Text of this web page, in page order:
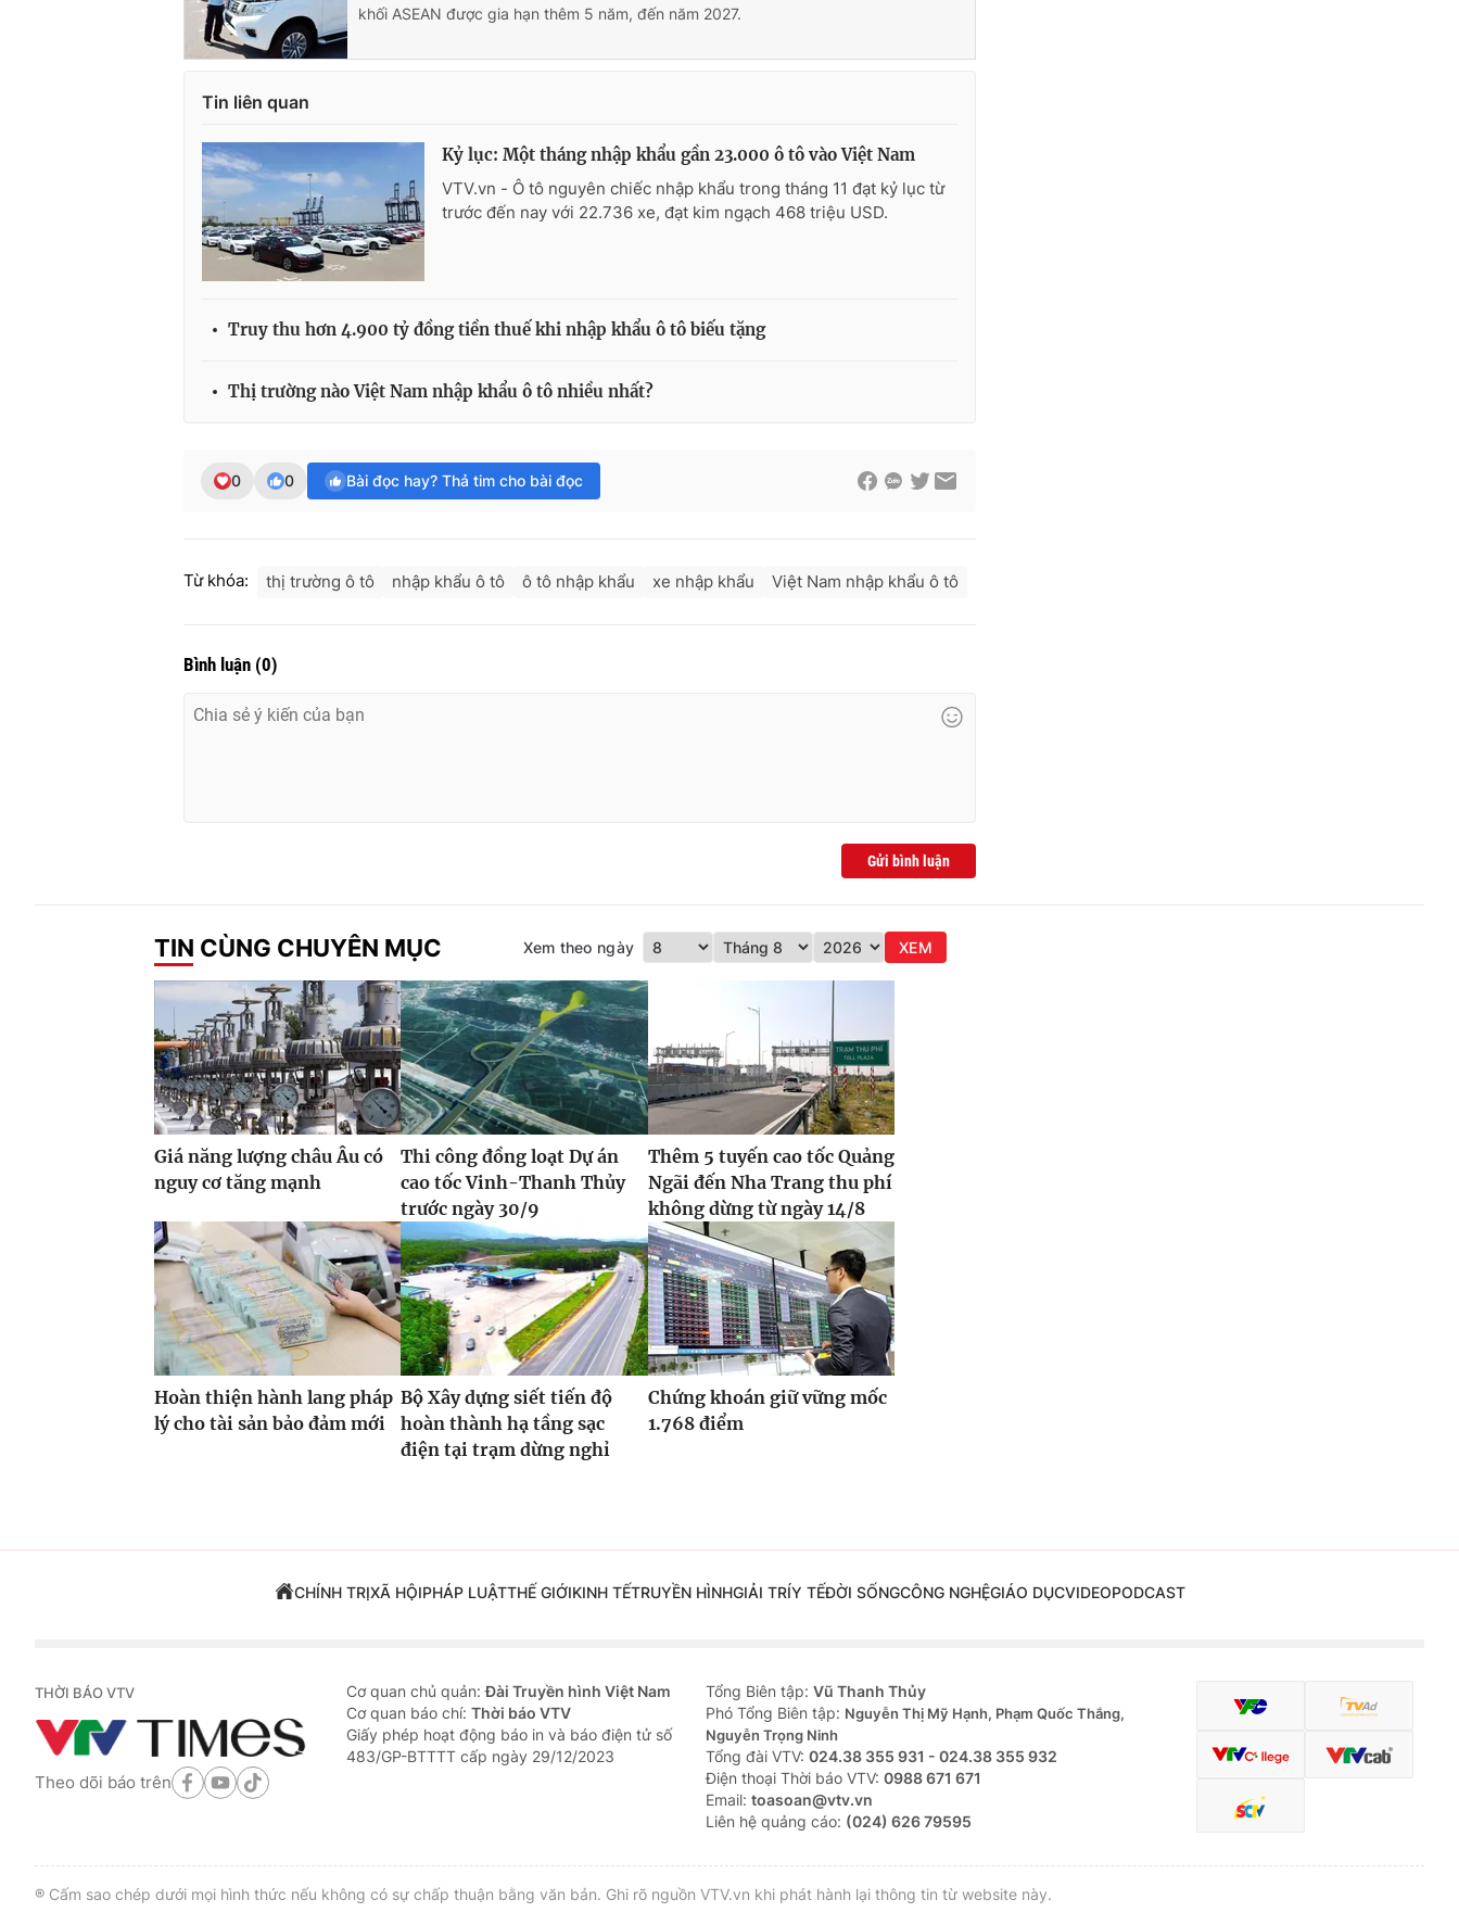
khối ASEAN được gia hạn thêm 5 năm, đến năm 2027.
Tin liên quan
Kỷ lục: Một tháng nhập khẩu gần 23.000 ô tô vào Việt Nam
VTV.vn - Ô tô nguyên chiếc nhập khẩu trong tháng 11 đạt kỷ lục từ
trước đến nay với 22.736 xe, đạt kim ngạch 468 triệu USD.
Truy thu hơn 4.900 tỷ đồng tiền thuế khi nhập khẩu ô tô biếu tặng
Thị trường nào Việt Nam nhập khẩu ô tô nhiều nhất?
0 0 Bài đọc hay? Thả tim cho bài đọc
Từ khóa: thị trường ô tô nhập khẩu ô tô ô tô nhập khẩu xe nhập khẩu Việt Nam nhập khẩu ô tô
Bình luận (0)
Gửi bình luận
TIN CÙNG CHUYÊN MỤC Xem theo ngày XEM
Giá năng lượng châu Âu có
nguy cơ tăng mạnh
Thi công đồng loạt Dự án
cao tốc Vinh-Thanh Thủy
trước ngày 30/9
Thêm 5 tuyến cao tốc Quảng
Ngãi đến Nha Trang thu phí
không dừng từ ngày 14/8
Hoàn thiện hành lang pháp
lý cho tài sản bảo đảm mới
Bộ Xây dựng siết tiến độ
hoàn thành hạ tầng sạc
điện tại trạm dừng nghỉ
Chứng khoán giữ vững mốc
1.768 điểm
CHÍNH TRỊXÃ HỘIPHÁP LUẬTTHẾ GIỚIKINH TẾTRUYỀN HÌNHGIẢI TRÍY TẾĐỜI SỐNGCÔNG NGHỆGIÁO DỤCVIDEOPODCAST
THỜI BÁO VTV
Theo dõi báo trên
Cơ quan chủ quản:Đài Truyền hình Việt Nam
Cơ quan báo chí: Thời báo VTV
Giấy phép hoạt động báo in và báo điện tử số
483/GP-BTTTT cấp ngày 29/12/2023
Tổng Biên tập: Vũ Thanh Thủy
Phó Tổng Biên tập: Nguyễn Thị Mỹ Hạnh, Phạm Quốc Thắng,
Nguyễn Trọng Ninh
Tổng đài VTV: 024.38 355 931 - 024.38 355 932
Ðiện thoại Thời báo VTV: 0988 671 671
Email: toasoan@vtv.vn
Liên hệ quảng cáo: (024) 626 79595
® Cấm sao chép dưới mọi hình thức nếu không có sự chấp thuận bằng văn bản. Ghi rõ nguồn VTV.vn khi phát hành lại thông tin từ website này.